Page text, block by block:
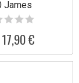
James
17,90 €